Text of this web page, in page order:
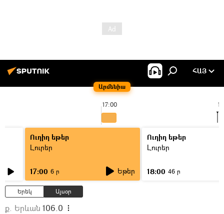
Արմենիա
ՀԱՅ
17:00
Ուղիղ եթեր
Լուրեր
17:00 6 ր Եթեր
Ուղիղ եթեր
Լուրեր
18:00 46 ր
Երեկ Այսօր
ք. Երևան 106.0